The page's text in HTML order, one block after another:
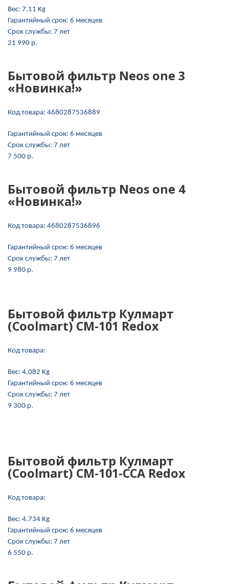
Вес: 7.11 Kg
Гарантийный срок: 6 месяцев
Срок службы: 7 лет
21 990 p.
Бытовой фильтр Neos one 3
«Новинка!»
Код товара: 4680287536889
Гарантийный срок: 6 месяцев
Срок службы: 7 лет
7 500 p.
Бытовой фильтр Neos one 4
«Новинка!»
Код товара: 4680287536896
Гарантийный срок: 6 месяцев
Срок службы: 7 лет
9 980 p.
Бытовой фильтр Кулмарт
(Coolmart) СМ-101 Redox
Код товара:
Вес: 4.082 Kg
Гарантийный срок: 6 месяцев
Срок службы: 7 лет
9 300 p.
Бытовой фильтр Кулмарт
(Coolmart) СМ-101-CCA Redox
Код товара:
Вес: 4.734 Kg
Гарантийный срок: 6 месяцев
Срок службы: 7 лет
6 550 p.